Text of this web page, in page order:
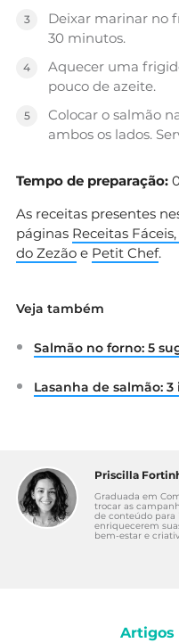
Deixar marinar no
30 minutos.
Aquecer uma
pouco de azeite.
Colocar o salmão
ambos os lados.
Tempo de preparação:
As receitas presentes
páginas Receitas
do Zezão e Petit Chef.
Veja também
Salmão no forno: 5
Lasanha de salmão:
Priscilla
Graduada em
trocar as
de conteúdo para
enriquecerem
bem-estar e
Artigos